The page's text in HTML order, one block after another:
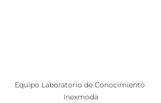
Equipo Laboratorio de Conocimiento
Inexmoda